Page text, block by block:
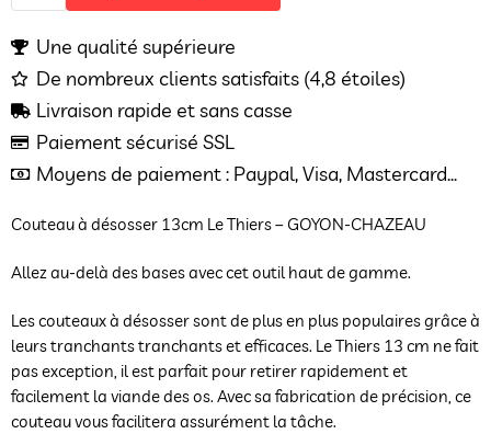
Une qualité supérieure
De nombreux clients satisfaits (4,8 étoiles)
Livraison rapide et sans casse
Paiement sécurisé SSL
Moyens de paiement : Paypal, Visa, Mastercard...
Couteau à désosser 13cm Le Thiers – GOYON-CHAZEAU
Allez au-delà des bases avec cet outil haut de gamme.
Les couteaux à désosser sont de plus en plus populaires grâce à
leurs tranchants tranchants et efficaces. Le Thiers 13 cm ne fait
pas exception, il est parfait pour retirer rapidement et
facilement la viande des os. Avec sa fabrication de précision, ce
couteau vous facilitera assurément la tâche.